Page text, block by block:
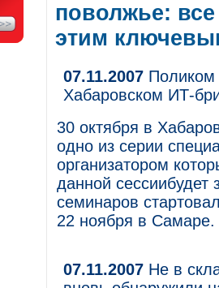
поволжье:
этим
07.11.2007 Поликом
Хабаровском ИТ-
30 октября в
одно из серии
организатором
данной сессиибудет
семинаров
22 ноября в Самаре.
07.11.2007 Не в